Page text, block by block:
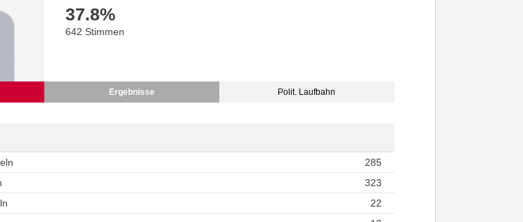
37.8%
642 Stimmen
Ergebnisse Polit. Laufbahn
285
323
22